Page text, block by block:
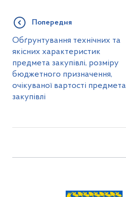
Попередня
Обґрунтування технічних та
якісних характеристик
предмета закупівлі, розміру
бюджетного призначення,
очікуваної вартості предмета
закупівлі